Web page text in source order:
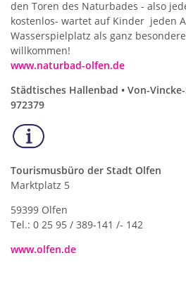
den Toren des Naturbades - also
kostenlos- wartet auf Kinder jeden
Wasserspielplatz als ganz
willkommen!
www.naturbad-olfen.de
Städtisches Hallenbad • Von-
972379
Tourismusbüro der Stadt Olfen
Marktplatz 5
59399 Olfen
Tel.: 0 25 95 / 389-141 /- 142
www.olfen.de